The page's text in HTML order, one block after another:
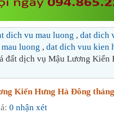
dich vu mau luong , dat dich
luong , dat dich vuu kien
đất dịch vụ Mậu Lương Kiến
Kiến Hưng Hà Đông
0 nhận xét